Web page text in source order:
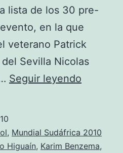
lista de los 30 pre-
en la que
veterano Patrick
Sevilla Nicolas
Seguir leyendo
irá
al
, Mundial Sudáfrica 2010
Higuaín, Karim Benzema,